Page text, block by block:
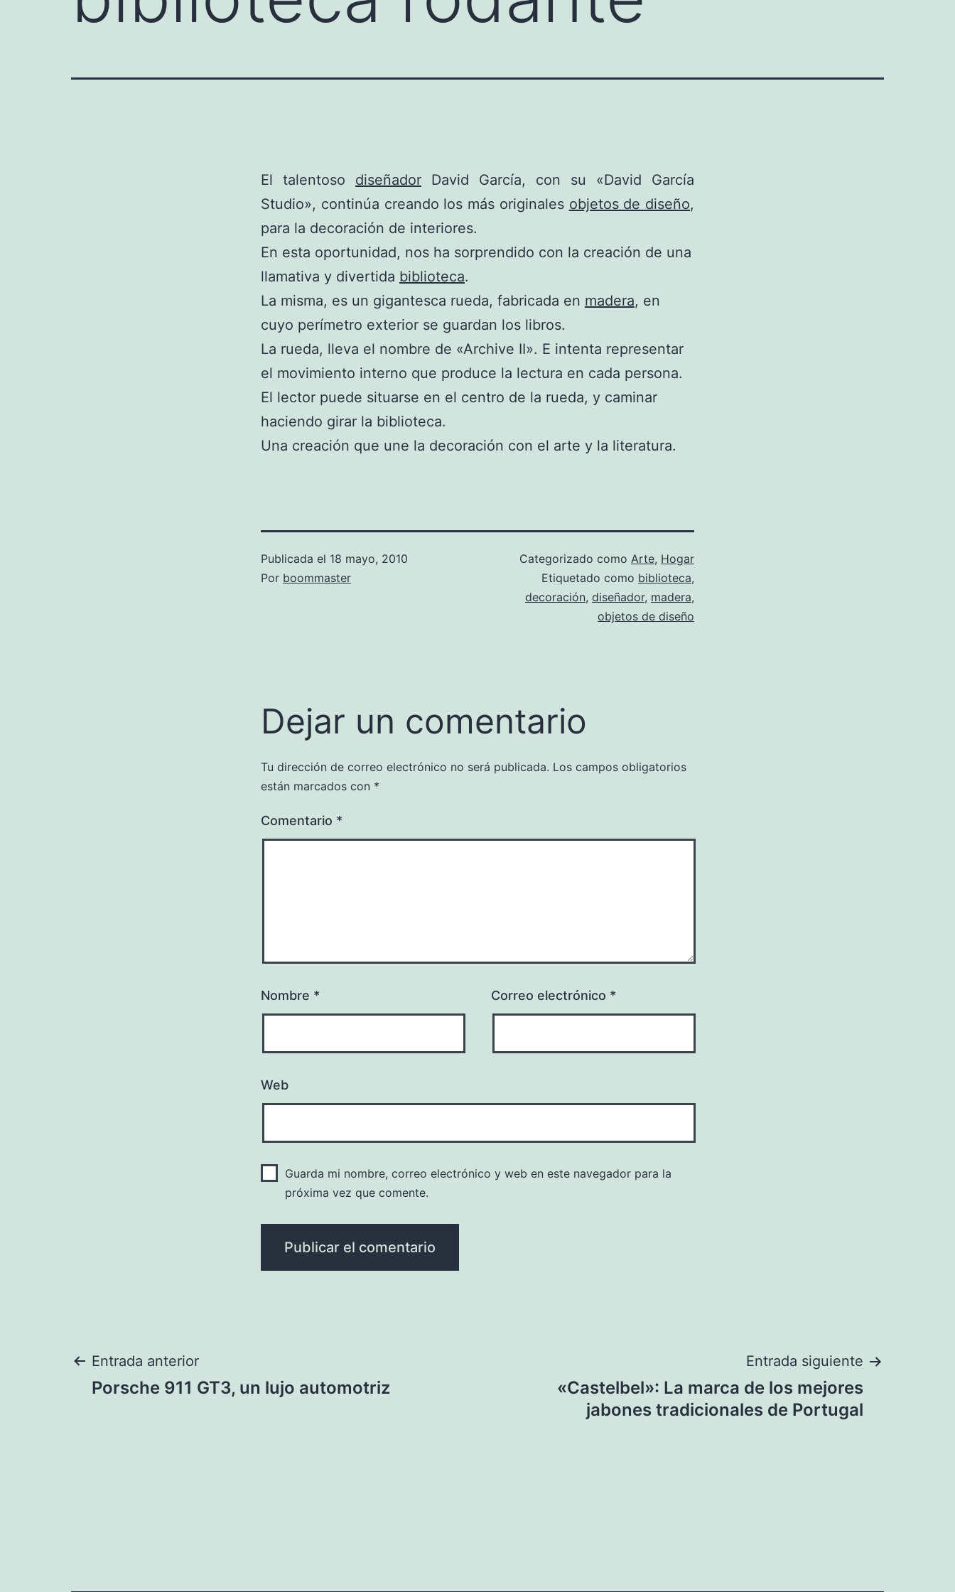
El talentoso diseñador David García, con su «David García
Studio», continúa creando los más originales objetos de diseño,
para la decoración de interiores.
En esta oportunidad, nos ha sorprendido con la creación de una
llamativa y divertida biblioteca.
La misma, es un gigantesca rueda, fabricada en madera, en
cuyo perímetro exterior se guardan los libros.
La rueda, lleva el nombre de «Archive II». E intenta representar
el movimiento interno que produce la lectura en cada persona.
El lector puede situarse en el centro de la rueda, y caminar
haciendo girar la biblioteca.
Una creación que une la decoración con el arte y la literatura.
Publicada el 18 mayo, 2010
Por boommaster
Categorizado como Arte, Hogar
Etiquetado como biblioteca,
decoración, diseñador, madera,
objetos de diseño
Dejar un comentario
Tu dirección de correo electrónico no será publicada. Los campos obligatorios
están marcados con *
Comentario *
Nombre * Correo electrónico *
Web
Guarda mi nombre, correo electrónico y web en este navegador para la
próxima vez que comente.
Navegación
Entrada anterior
Porsche 911 GT3, un lujo automotriz
Entrada siguiente
«Castelbel»: La marca de los mejores
jabones tradicionales de Portugal